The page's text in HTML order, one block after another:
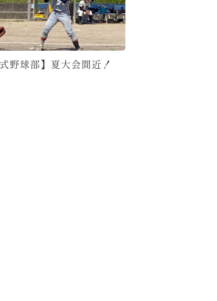
式野球部】夏大会間近！